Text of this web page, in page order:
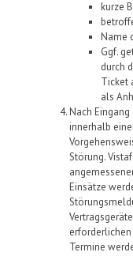
kurze
Name
Ggf.
durch
Ticket
als
Nach
innerhalb
Störung.
Einsätze
Termine